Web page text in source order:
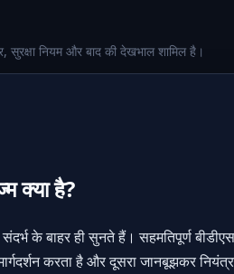
सुरक्षा नियम और बाद की देखभाल शामिल है।
क्या है?
बाहर ही सुनते हैं। सहमतिपूर्ण
करता है और दूसरा जानबूझकर